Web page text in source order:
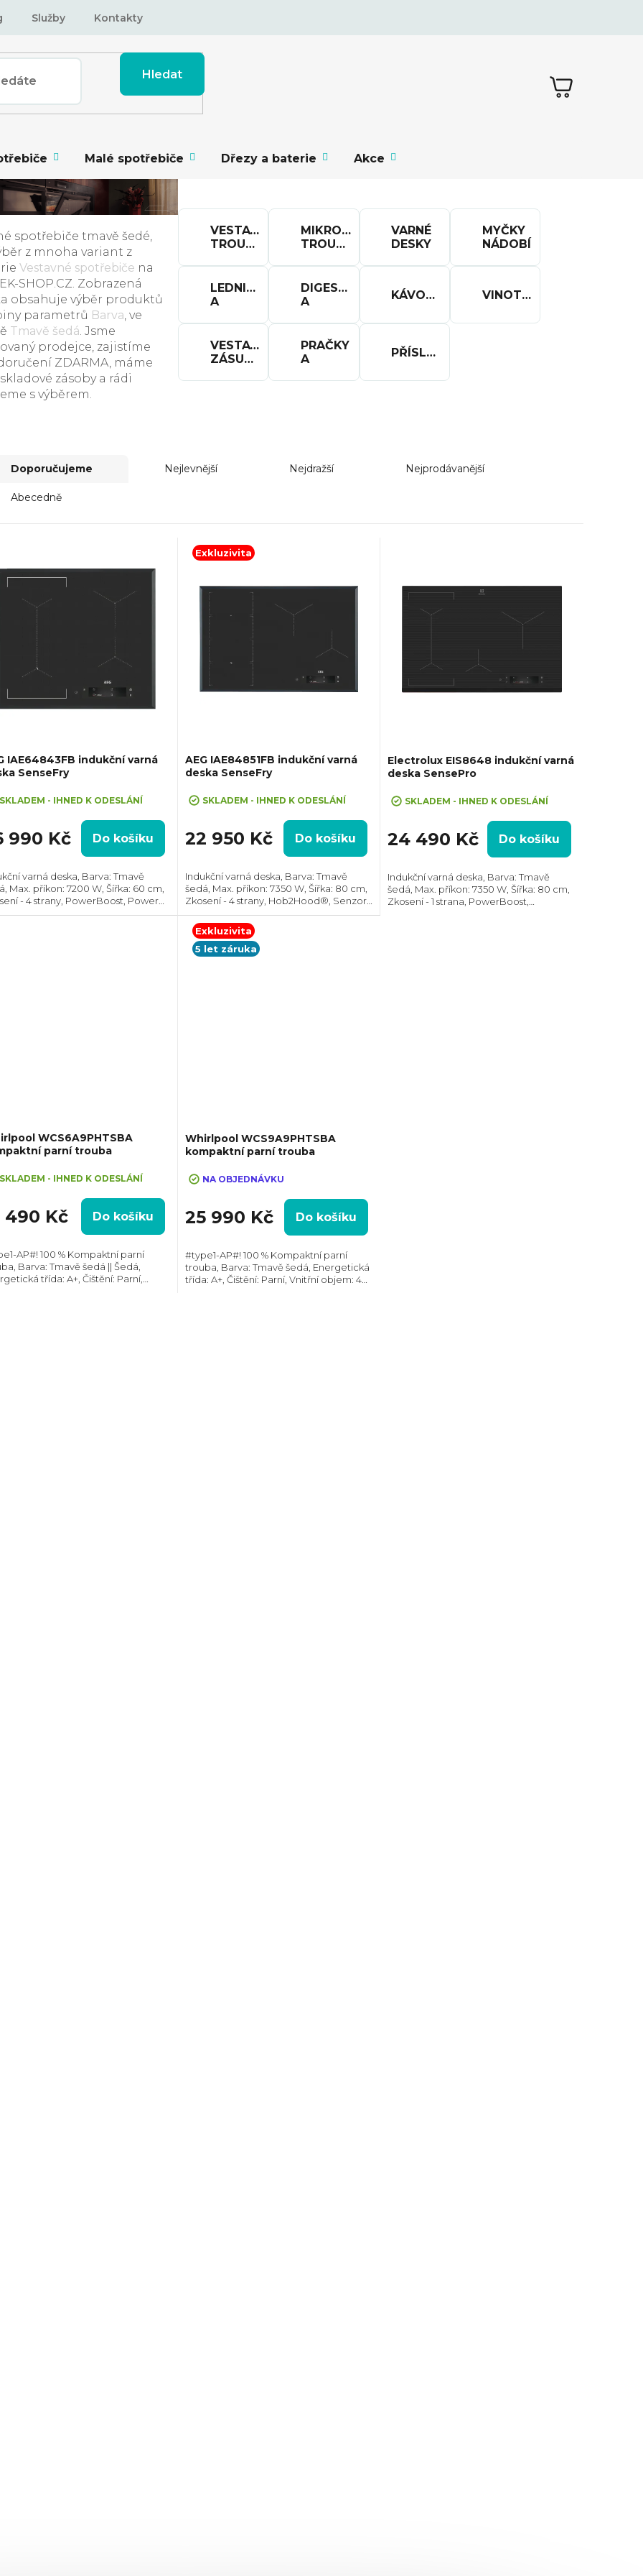
Služby Kontakty
Hledat
NÁKUPNÍ
KOŠÍK
Malé spotřebiče Dřezy a baterie Akce
spotřebiče tmavě šedé,
z mnoha variant z
Vestavné spotřebiče na
SHOP.CZ. Zobrazená
obsahuje výběr produktů
parametrů Barva, ve
Tmavě šedá. Jsme
prodejce, zajistíme
ZDARMA, máme
zásoby a rádi
s výběrem.
VESTAVNÉ
TROUBY
MIKROVLNNÉ
TROUBY
VARNÉ
DESKY
MYČKY
NÁDOBÍ
LEDNICE
A
DIGESTOŘE
A
KÁVOVARY VINOTÉKY
VESTAVNÉ
ZÁSUVKY
PRAČKY
A
PŘÍSLUŠENSTVÍ
Doporučujeme Nejlevnější Nejdražší Nejprodávanější
Abecedně
IAE64843FB indukční varná
SenseFry
SKLADEM - IHNED K ODESLÁNÍ
990 Kč Do košíku
varná deska, Barva: Tmavě
Max. příkon: 7200 W, Šířka: 60 cm,
- 4 strany, PowerBoost, Power
Hob2Hood®, Spojení
Exkluzivita
AEG IAE84851FB indukční varná
deska SenseFry
SKLADEM - IHNED K ODESLÁNÍ
22 950 Kč Do košíku
Indukční varná deska, Barva: Tmavě
šedá, Max. příkon: 7350 W, Šířka: 80 cm,
Zkosení - 4 strany, Hob2Hood®, Senzor
smažení SenseFry, Spojení varných zón,
TFT dotykové ovládání každé zóny
zvlášť,...
Electrolux EIS8648 indukční varná
deska SensePro
SKLADEM - IHNED K ODESLÁNÍ
24 490 Kč Do košíku
Indukční varná deska, Barva: Tmavě
šedá, Max. příkon: 7350 W, Šířka: 80 cm,
Zkosení - 1 strana, PowerBoost,
WCS6A9PHTSBA
parní trouba
SKLADEM - IHNED K ODESLÁNÍ
490 Kč Do košíku
AP#! 100 % Kompaktní parní
Barva: Tmavě šedá || Šedá,
třída: A+, Čištění: Parní,
Exkluzivita
5 let záruka
Whirlpool WCS9A9PHTSBA
kompaktní parní trouba
NA OBJEDNÁVKU
25 990 Kč Do košíku
#type1-AP#! 100 % Kompaktní parní
trouba, Barva: Tmavě šedá, Energetická
třída: A+, Čištění: Parní, Vnitřní objem: 48